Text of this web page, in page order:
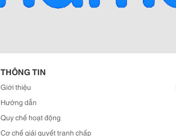
THÔNG TIN
Giới thiệu
Hướng dẫn
Quy chế hoạt động
Cơ chế giải quyết tranh chấp